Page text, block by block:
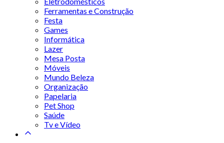
Ferramentas e Construção
Festa
Games
Informática
Lazer
Mesa Posta
Móveis
Mundo Beleza
Organização
Papelaria
Pet Shop
Saúde
Tv e Vídeo